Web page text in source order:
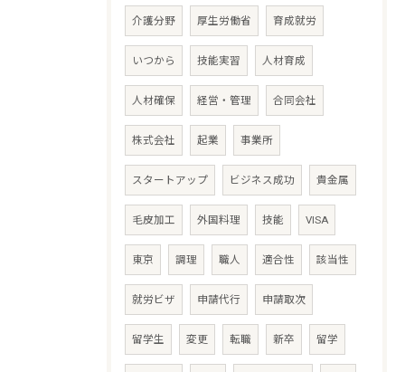
介護分野 厚生労働省 育成就労
いつから 技能実習 人材育成
人材確保 経営・管理 合同会社
株式会社 起業 事業所
スタートアップ ビジネス成功 貴金属
毛皮加工 外国料理 技能 VISA
東京 調理 職人 適合性 該当性
就労ビザ 申請代行 申請取次
留学生 変更 転職 新卒 留学